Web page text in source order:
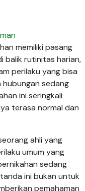
memiliki pasang
balik rutinitas harian,
perilaku yang bisa
sedang
ini seringkali
terasa normal dan
ahli yang
umum yang
sedang
ini bukan untuk
pemahaman